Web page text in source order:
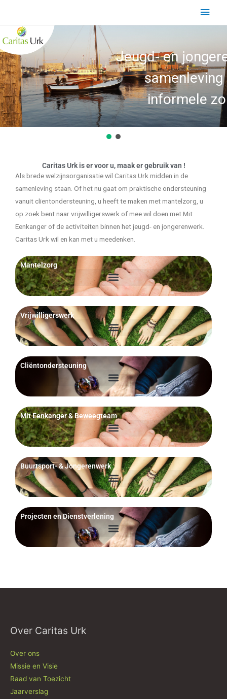
inhoud
Jeugd- en
samenleving
informele
Caritas Urk is er voor u, maak er gebruik van !
Als brede welzijnsorganisatie wil Caritas Urk midden in de
samenleving staan. Of het nu gaat om praktische ondersteuning
vanuit clientondersteuning, u heeft te maken met mantelzorg, u
op zoek bent naar vrijwilligerswerk of mee wil doen met Mit
Eenkanger of de activiteiten binnen het jeugd- en jongerenwerk.
Caritas Urk wil en kan met u meedenken.
Mantelzorg
Vrijwilligerswerk
Cliëntondersteuning
Mit Eenkanger & Beweegteam
Buurtsport- & Jongerenwerk
Projecten en Dienstverlening
Over Caritas Urk
Over ons
Missie en Visie
Raad van Toezicht
Jaarverslag